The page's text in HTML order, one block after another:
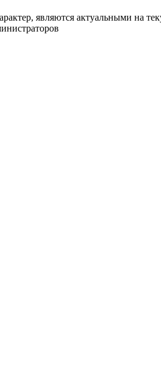
являются актуальными на